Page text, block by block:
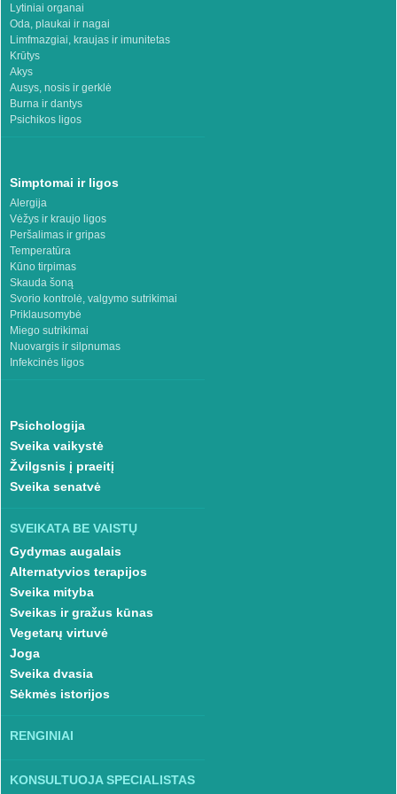
Lytiniai organai
Oda, plaukai ir nagai
Limfmazgiai, kraujas ir imunitetas
Krūtys
Akys
Ausys, nosis ir gerklė
Burna ir dantys
Psichikos ligos
Simptomai ir ligos
Alergija
Vėžys ir kraujo ligos
Peršalimas ir gripas
Temperatūra
Kūno tirpimas
Skauda šoną
Svorio kontrolė, valgymo sutrikimai
Priklausomybė
Miego sutrikimai
Nuovargis ir silpnumas
Infekcinės ligos
Psichologija
Sveika vaikystė
Žvilgsnis į praeitį
Sveika senatvė
SVEIKATA BE VAISTŲ
Gydymas augalais
Alternatyvios terapijos
Sveika mityba
Sveikas ir gražus kūnas
Vegetarų virtuvė
Joga
Sveika dvasia
Sėkmės istorijos
RENGINIAI
KONSULTUOJA SPECIALISTAS